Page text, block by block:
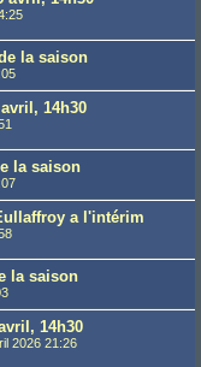
la saison
14h30
la saison
a l'intérim
la saison
14h30
2026 21:26